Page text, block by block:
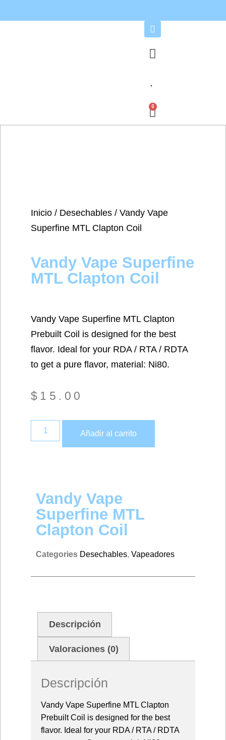
0
Inicio / Desechables / Vandy Vape
Superfine MTL Clapton Coil
Vandy Vape Superfine
MTL Clapton Coil
Vandy Vape Superfine MTL Clapton
Prebuilt Coil is designed for the best
flavor. Ideal for your RDA / RTA / RDTA
to get a pure flavor, material: Ni80.
$ 15.00
Añadir al carrito
Vandy Vape
Superfine MTL
Clapton Coil
Categories Desechables, Vapeadores
Descripción
Valoraciones (0)
Descripción
Vandy Vape Superfine MTL Clapton
Prebuilt Coil is designed for the best
flavor. Ideal for your RDA / RTA / RDTA